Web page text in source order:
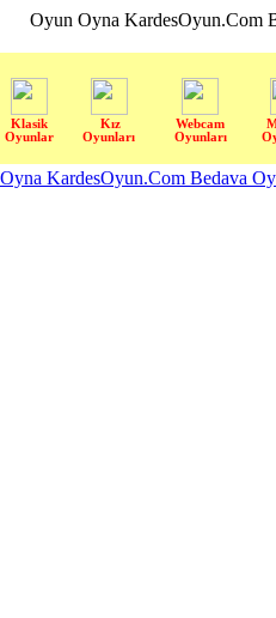
Oyun Oyna KardesOyun.Com
Klasik
Oyunlar
Kız
Oyunları
Webcam
Oyunları
KardesOyun.Com Bedava